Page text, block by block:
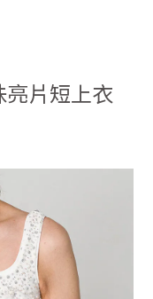
片短上衣